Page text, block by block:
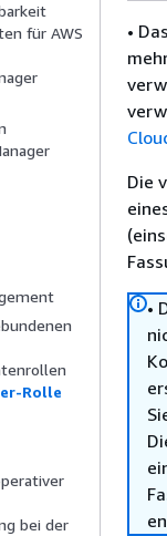
für AWS
Rolle
bei der
•
Die
•